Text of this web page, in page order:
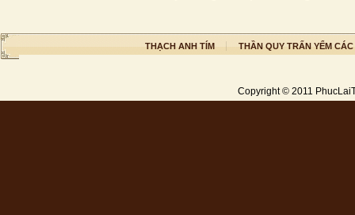
THẠCH ANH TÍM THẦN QUY TRẤN YỂM
Copyright © 2011